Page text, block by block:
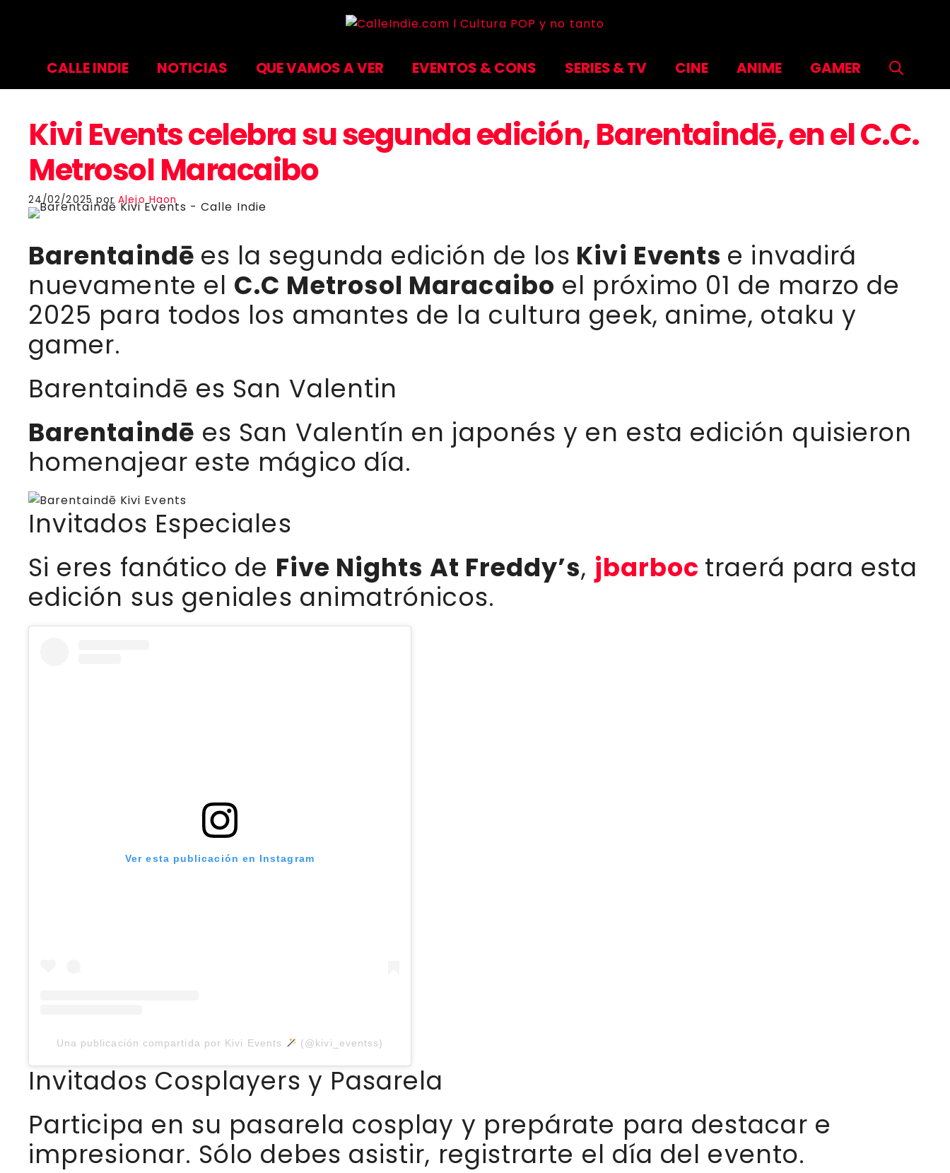
CALLE INDIE NOTICIAS QUE VAMOS A VER EVENTOS & CONS SERIES & TV CINE ANIME GAMER
Kivi Events celebra su segunda edición, Barentaindē, en el C.C.
Metrosol Maracaibo
24/02/2025 porAlejo Haon
Barentaindē es la segunda edición de los Kivi Events e invadirá
nuevamente el C.C Metrosol Maracaibo el próximo 01 de marzo de
2025 para todos los amantes de la cultura geek, anime, otaku y
gamer.
Barentaindē es San Valentin
Barentaindē es San Valentín en japonés y en esta edición quisieron
homenajear este mágico día.
Invitados Especiales
Si eres fanático de Five Nights At Freddy’s, jbarboc traerá para esta
edición sus geniales animatrónicos.
Ver esta publicación en Instagram
Una publicación compartida por Kivi Events (@kivi_eventss)
Invitados Cosplayers y Pasarela
Participa en su pasarela cosplay y prepárate para destacar e
impresionar. Sólo debes asistir, registrarte el día del evento.